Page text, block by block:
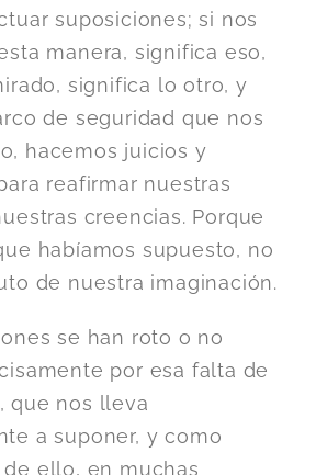
suposiciones; si nos
manera, significa eso,
significa lo otro, y
de seguridad que nos
hacemos juicios y
reafirmar nuestras
creencias. Porque
habíamos supuesto, no
de nuestra imaginación.
se han roto o no
por esa falta de
que nos lleva
a suponer, y como
ello, en muchas